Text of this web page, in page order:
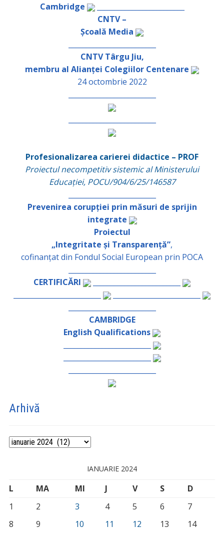
Cambridge
_________________________
CNTV –
Școală Media
CNTV Târgu Jiu,
membru al Alianței Colegiilor Centenare
24 octombrie 2022
Profesionalizarea carierei didactice – PROF
Proiectul necompetitiv sistemic al Ministerului
Educației, POCU/904/6/25/146587
Prevenirea corupției prin măsuri de sprijin
integrate
Proiectul
„Integritate și Transparență”,
cofinanțat din Fondul Social European prin POCA
CERTIFICĂRI
CAMBRIDGE
English Qualifications
Arhivă
Arhivă
IANUARIE 2024
L MA MI J V S
D
1
2 3 4 5 6
7
8
9 10 11 12 13
14